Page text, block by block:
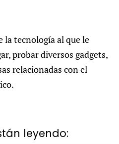
la tecnología al que le
probar diversos gadgets,
relacionadas con el
leyendo: